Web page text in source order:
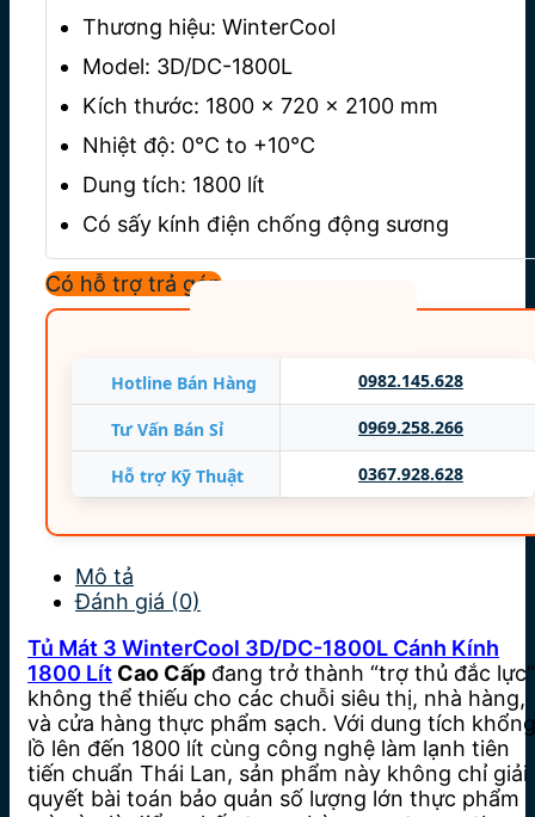
Thương hiệu: WinterCool
Model: 3D/DC-1800L
Kích thước: 1800 x 720 x 2100 mm
Nhiệt độ: 0℃ to +10℃
Dung tích: 1800 lít
Có sấy kính điện chống động sương
Có sấy khung chống chảy nước
Công suất: 468 W
Trọng lượng: 200 Kg
Tiêu chuẩn chất lượng Thái Lan
Có hỗ trợ trả góp
Hotline Bán Hàng 0982.145.628
Tư Vấn Bán Sỉ 0969.258.266
Hỗ trợ Kỹ Thuật 0367.928.628
Mô tả
Đánh giá (0)
Tủ Mát 3 WinterCool 3D/DC-1800L Cánh Kính
1800 Lít Cao Cấp đang trở thành “trợ thủ đắc lực”
không thể thiếu cho các chuỗi siêu thị, nhà hàng,
và cửa hàng thực phẩm sạch. Với dung tích khổng
lồ lên đến 1800 lít cùng công nghệ làm lạnh tiên
tiến chuẩn Thái Lan, sản phẩm này không chỉ giải
quyết bài toán bảo quản số lượng lớn thực phẩm